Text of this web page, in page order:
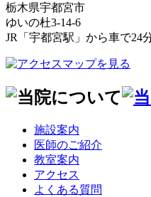
栃木県宇都宮市
ゆいの杜3-14-6
JR「宇都宮駅」から車で24
施設案内
医師のご紹介
教室案内
アクセス
よくある質問